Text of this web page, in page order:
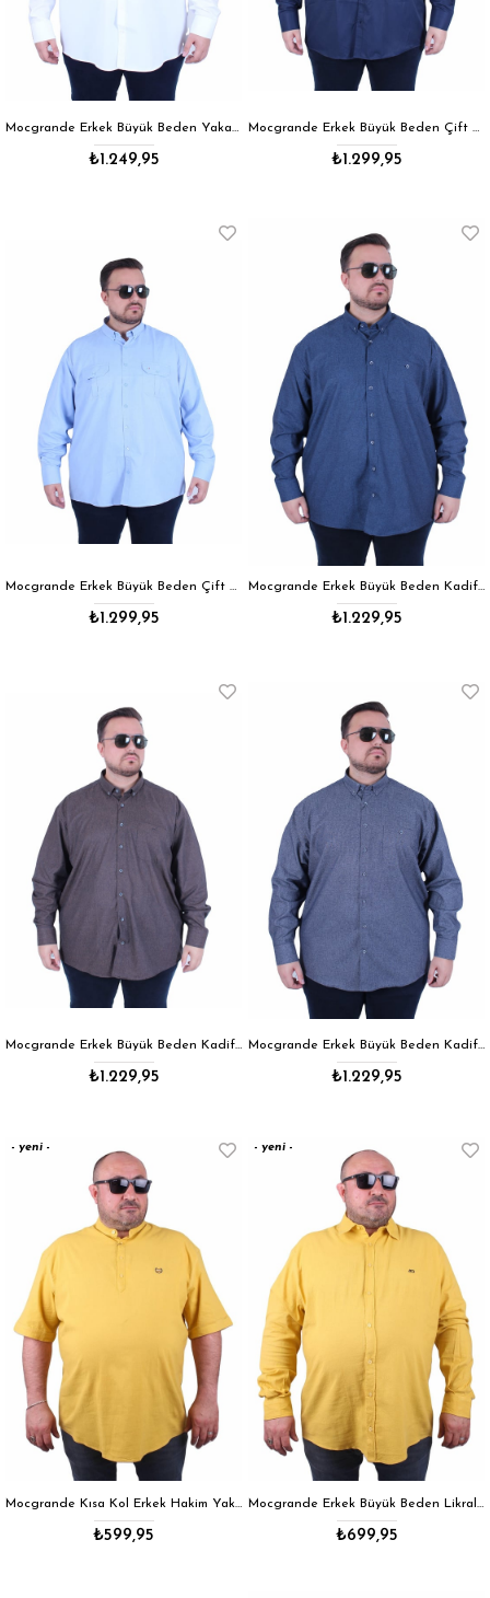
Mocgrande Erkek Büyük Beden Yaka Düğmeli Armürlü Klasik Gömlek 11365 BEYAZ
₺1.249,95
Mocgrande Erkek Büyük Beden Çift Cep Kapaklı Gömlek 11366 LACIVERT
₺1.299,95
Mocgrande Erkek Büyük Beden Çift Cep Kapaklı Gömlek 11366 MAVI
₺1.299,95
Mocgrande Erkek Büyük Beden Kadife Görünümlü Cepli Gömlek 11367 INDIGO
₺1.229,95
Mocgrande Erkek Büyük Beden Kadife Görünümlü Cepli Gömlek 11367 KAHVERENGİ
₺1.229,95
Mocgrande Erkek Büyük Beden Kadife Görünümlü Cepli Gömlek 11367 LACIVERT
₺1.229,95
Mocgrande Kısa Kol Erkek Hakim Yaka Nakışlı 4 Düğmeli Gömlek 11304 HARDAL
₺599,95
yeni
Mocgrande Erkek Büyük Beden Likralı Keten Gömlek 11305 HARDAL
₺699,95
yeni